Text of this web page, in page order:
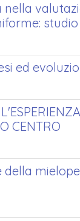
ed
CENTRO